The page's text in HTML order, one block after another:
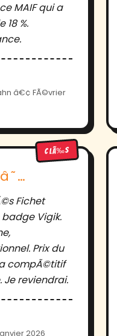
MAIF qui a
%.
â€¢ FÃ©vrier
CLÃ‰S
Fichet
Vigik.
Prix du
compÃ©titif
Je reviendrai.
2026